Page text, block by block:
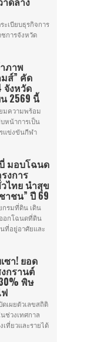
ะเบียบธุรกิจการ
ชการจังหวัด
ภาพ
ส์” คัด
จังหวัด
2569 นี้
มความพร้อม
หน้าการเป็น
แข่งขันกีฬา
มอบโฉนด
งการ
ไทย นำสุข
ชน” ปี 69
กรมที่ดิน เดิน
อกโฉนดที่ดิน
ที่อยู่อาศัยและ
ซา! ยอด
กรานต์
พิษ
เผยตัวเลขสถิติ
ช่วงเทศกาล
ที่ยวและรายได้